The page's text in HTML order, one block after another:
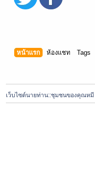
หน้าแรก ห้องแชท Tags
เว็บไซต์นายท่าน::ชุมชนของคุณหมี